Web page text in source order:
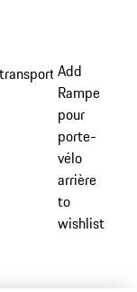
/
Add
Rampe
pour
porte-
vélo
arrière
to
wishlist